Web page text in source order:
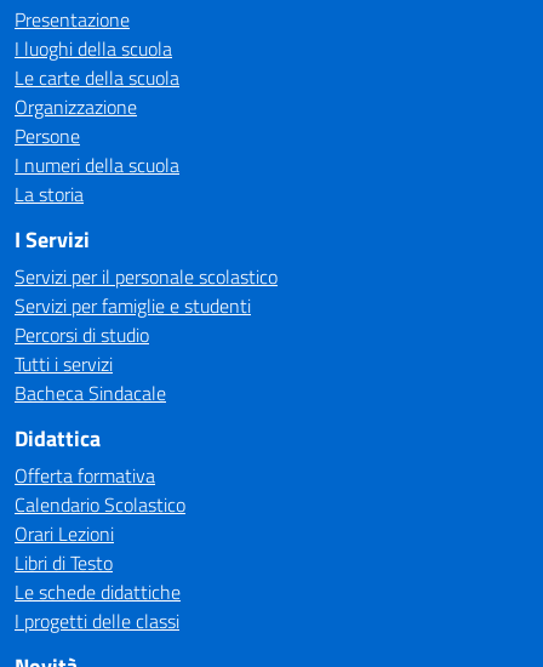
Presentazione
I luoghi della scuola
Le carte della scuola
Organizzazione
Persone
I numeri della scuola
La storia
I Servizi
Servizi per il personale scolastico
Servizi per famiglie e studenti
Percorsi di studio
Tutti i servizi
Bacheca Sindacale
Didattica
Offerta formativa
Calendario Scolastico
Orari Lezioni
Libri di Testo
Le schede didattiche
I progetti delle classi